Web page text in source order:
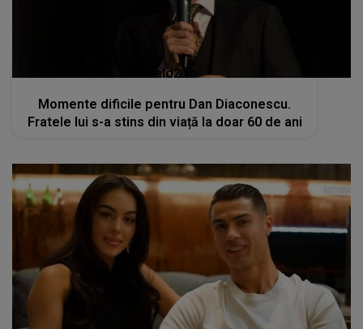
kanald2.ro
Momente dificile pentru Dan Diaconescu.
Fratele lui s-a stins din viață la doar 60 de ani